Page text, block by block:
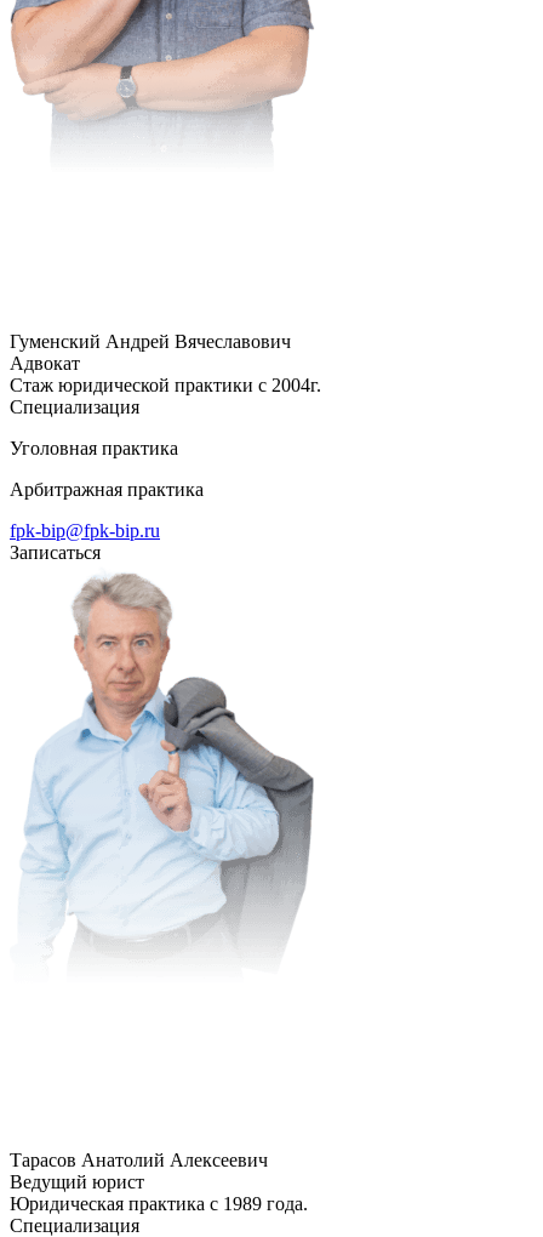
Гуменский Андрей Вячеславович
Адвокат
Стаж юридической практики с 2004г.
Специализация
Уголовная практика
Арбитражная практика
fpk-bip@fpk-bip.ru
Записаться
Тарасов Анатолий Алексеевич
Ведущий юрист
Юридическая практика с 1989 года.
Специализация